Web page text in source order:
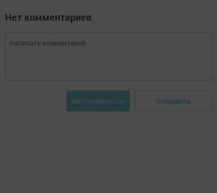
Нет комментариев
Авторизоваться Отправить